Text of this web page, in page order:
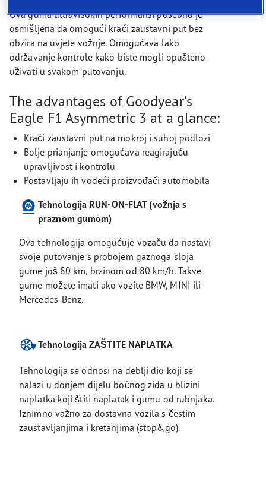
Ova guma ultravisokih performansi posebno je
osmišljena da omogući kraći zaustavni put bez
obzira na uvjete vožnje. Omogućava lako
održavanje kontrole kako biste mogli opušteno
uživati u svakom putovanju.
The advantages of Goodyear’s
Eagle F1 Asymmetric 3 at a glance:
Kraći zaustavni put na mokroj i suhoj podlozi
Bolje prianjanje omogućava reagirajuću
upravljivost i kontrolu
Postavljaju ih vodeći proizvođači automobila
Tehnologija RUN-ON-FLAT (vožnja s
praznom gumom)
Ova tehnologija omogućuje vozaču da nastavi
svoje putovanje s probojem gaznoga sloja
gume još 80 km, brzinom od 80 km/h. Takve
gume možete imati ako vozite BMW, MINI ili
Mercedes-Benz.
Tehnologija ZAŠTITE NAPLATKA
Tehnologija se odnosi na deblji dio koji se
nalazi u donjem dijelu bočnog zida u blizini
naplatka koji štiti naplatak i gumu od rubnjaka.
Iznimno važno za dostavna vozila s čestim
zaustavljanjima i kretanjima (stop&go).